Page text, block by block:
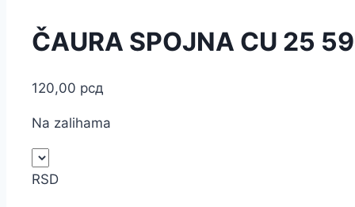
ČAURA SPOJNA CU 25
120,00 рсд
Na zalihama
RSD